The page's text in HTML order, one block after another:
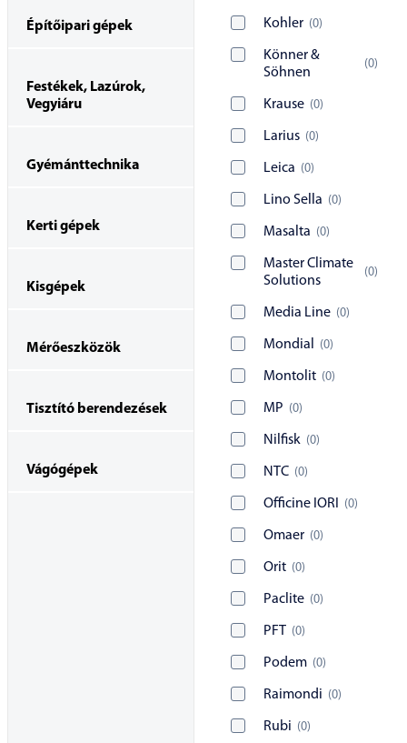
Kohler (0)
Könner &
Söhnen
(0)
Krause (0)
Larius (0)
Leica (0)
Lino Sella (0)
Masalta (0)
Master Climate
Solutions
(0)
Media Line (0)
Mondial (0)
Montolit (0)
MP (0)
Nilfisk (0)
NTC (0)
Officine IORI (0)
Omaer (0)
Orit (0)
Paclite (0)
PFT (0)
Podem (0)
Raimondi (0)
Rubi (0)
Építőipari gépek
Festékek, Lazúrok,
Vegyiáru
Gyémánttechnika
Kerti gépek
Kisgépek
Mérőeszközök
Tisztító berendezések
Vágógépek